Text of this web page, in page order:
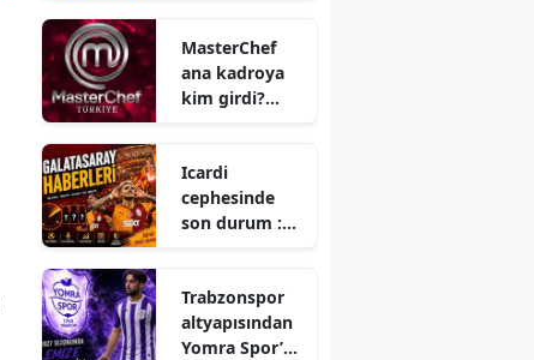
MasterChef
ana kadroya
kim girdi?
giren 15'inci
yarışmacı kim
oldu?
Icardi
cephesinde
son durum :
belirsizliğini
koruyor
Trabzonspor
altyapısından
Yomra Spor’a :